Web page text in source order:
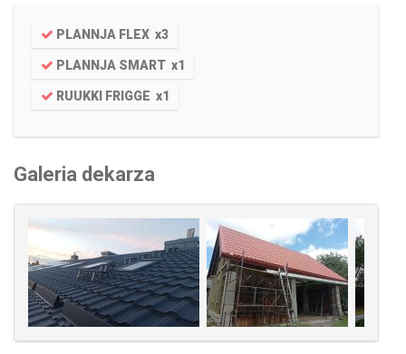
PLANNJA FLEX x3
PLANNJA SMART x1
RUUKKI FRIGGE x1
Galeria dekarza